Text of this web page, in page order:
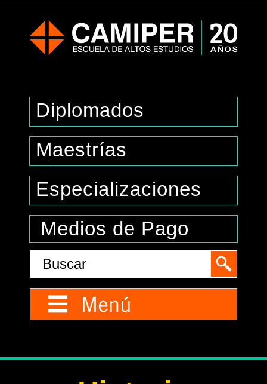
Diplomados
Maestrías
Especializaciones
Medios de Pago